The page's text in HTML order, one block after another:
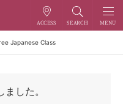
Japanese Class
した。